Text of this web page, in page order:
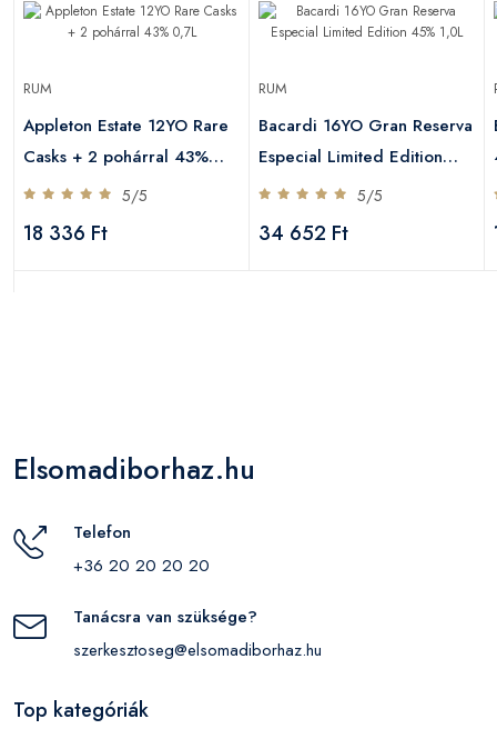
RUM
Appleton Estate 12YO Rare
Casks + 2 pohárral 43%
0,7L
5/5
18 336 Ft
RUM
Bacardi 16YO Gran Reserva
Especial Limited Edition
45% 1,0L
5/5
34 652 Ft
Elsomadiborhaz.hu
Telefon
+36 20 20 20 20
Tanácsra van szüksége?
szerkesztoseg@elsomadiborhaz.hu
Top kategóriák